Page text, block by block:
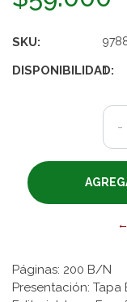
SKU:
DISPONIBILIDAD:
1
-
Páginas: 200 B/N
Presentación: